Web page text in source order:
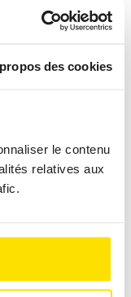
des cookies
le contenu
relatives aux